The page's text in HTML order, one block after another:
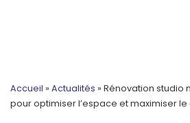
Accueil » Actualités » Rénovation studio
pour optimiser l’espace et maximiser le